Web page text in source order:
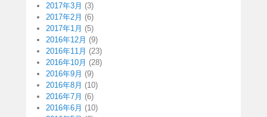
2017年3月 (3)
2017年2月 (6)
2017年1月 (5)
2016年12月 (9)
2016年11月 (23)
2016年10月 (28)
2016年9月 (9)
2016年8月 (10)
2016年7月 (6)
2016年6月 (10)